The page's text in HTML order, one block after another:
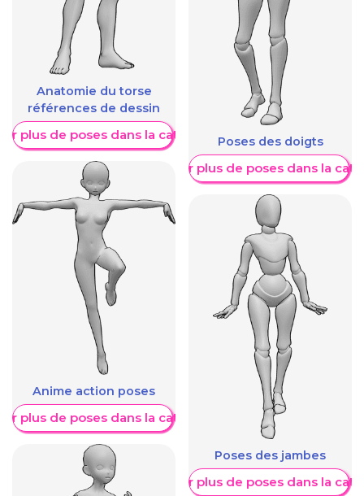
Anatomie du torse
références de dessin
plus de poses dans la catégorie
Anime action poses
plus de poses dans la catégorie
Poses des doigts
Afficher plus de poses dans la
Poses des jambes
Afficher plus de poses dans la